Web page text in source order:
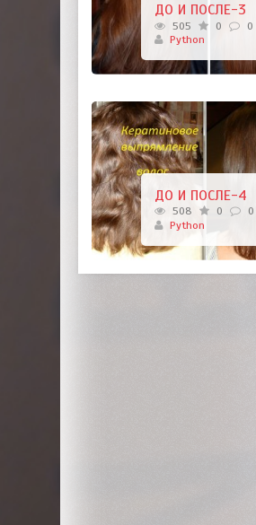
ДО И ПОСЛЕ-3
505 0
0
Python
ДО И ПОСЛЕ-4
508 0
0
Python